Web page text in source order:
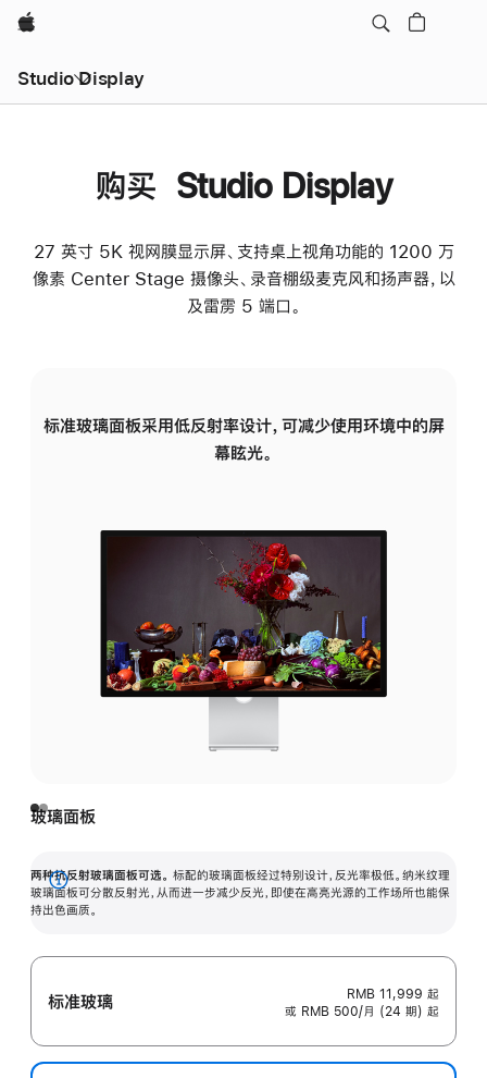
Apple
Studio Display
购买 Studio Display
27 英寸 5K 视网膜显示屏、支持桌上视角功能的 1200 万
像素 Center Stage 摄像头、录音棚级麦克风和扬声器，以
及雷雳 5 端口。
标准玻璃面板采用低反射率设计，可减少使用环境中的屏
幕眩光。
玻璃面板
两种抗反射玻璃面板可选。 标配的玻璃面板经过特别设计，反光率极低。纳米纹理
玻璃面板可分散反射光，从而进一步减少反光，即使在高亮光源的工作场所也能保
持出色画质。
展
开
标准玻璃 RMB 11,999 起
或 RMB 500/月 (24 期) 起